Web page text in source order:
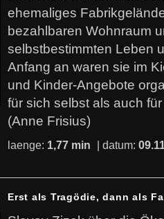
ehemaliges
bezahlbaren Wohnraum
selbstbestimmten Leben
Anfang an waren sie im
und Kinder-Angebote
für sich selbst als auch
(Anne Frisius)
laenge: 1,77 min | datum:
Erst als Tragödie, dann als